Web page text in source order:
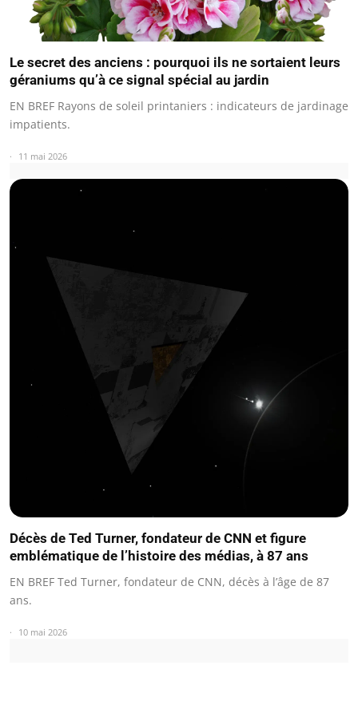
Le secret des anciens : pourquoi ils ne sortaient leurs
géraniums qu’à ce signal spécial au jardin
EN BREF Rayons de soleil printaniers : indicateurs de jardinage
impatients.
11 mai 2026
Décès de Ted Turner, fondateur de CNN et figure
emblématique de l’histoire des médias, à 87 ans
EN BREF Ted Turner, fondateur de CNN, décès à l’âge de 87
ans.
10 mai 2026